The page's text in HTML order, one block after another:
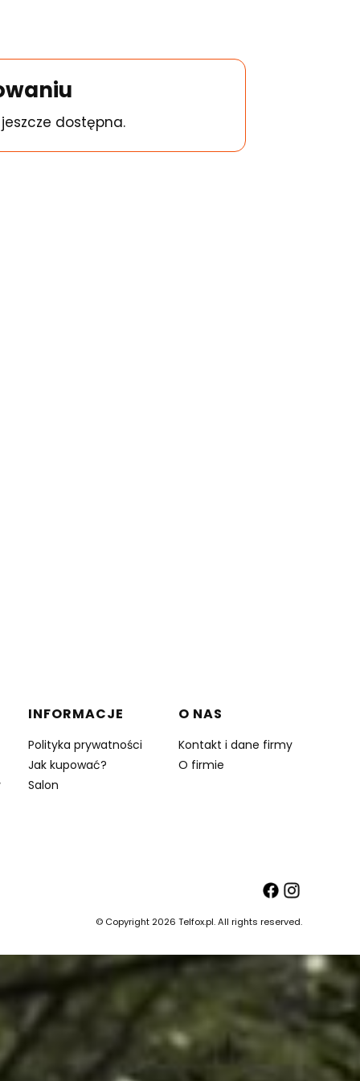
dostępna.
INFORMACJE
Polityka prywatności
Jak kupować?
Salon
O NAS
Kontakt i dane firmy
O firmie
© Copyright 2026 Telfox.pl. All rights reserved.